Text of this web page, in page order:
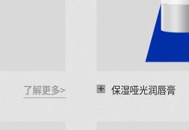
了解更多> + 保湿哑光润唇膏